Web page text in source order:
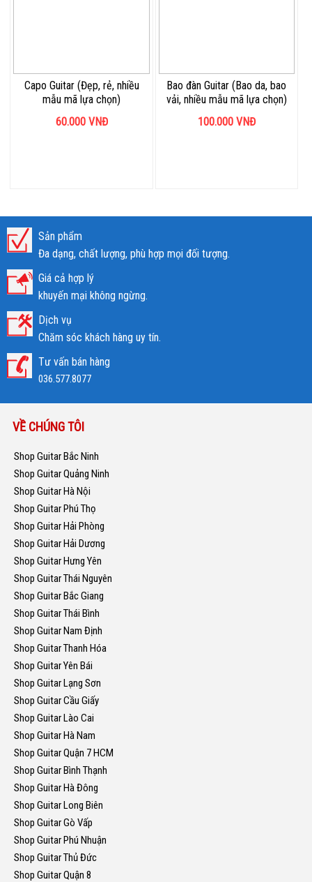
Capo Guitar (Đẹp, rẻ, nhiều
mẫu mã lựa chọn)
60.000VNĐ
Bao đàn Guitar (Bao da, bao
vải, nhiều mẫu mã lựa chọn)
100.000VNĐ
Sản phẩm
Đa dạng, chất lượng, phù hợp mọi đối tượng.
Giá cả hợp lý
khuyến mại không ngừng.
Dịch vụ
Chăm sóc khách hàng uy tín.
Tư vấn bán hàng
036.577.8077
VỀ CHÚNG TÔI
Shop Guitar Bắc Ninh
Shop Guitar Quảng Ninh
Shop Guitar Hà Nội
Shop Guitar Phú Thọ
Shop Guitar Hải Phòng
Shop Guitar Hải Dương
Shop Guitar Hưng Yên
Shop Guitar Thái Nguyên
Shop Guitar Bắc Giang
Shop Guitar Thái Bình
Shop Guitar Nam Định
Shop Guitar Thanh Hóa
Shop Guitar Yên Bái
Shop Guitar Lạng Sơn
Shop Guitar Cầu Giấy
Shop Guitar Lào Cai
Shop Guitar Hà Nam
Shop Guitar Quận 7 HCM
Shop Guitar Bình Thạnh
Shop Guitar Hà Đông
Shop Guitar Long Biên
Shop Guitar Gò Vấp
Shop Guitar Phú Nhuận
Shop Guitar Thủ Đức
Shop Guitar Quận 8